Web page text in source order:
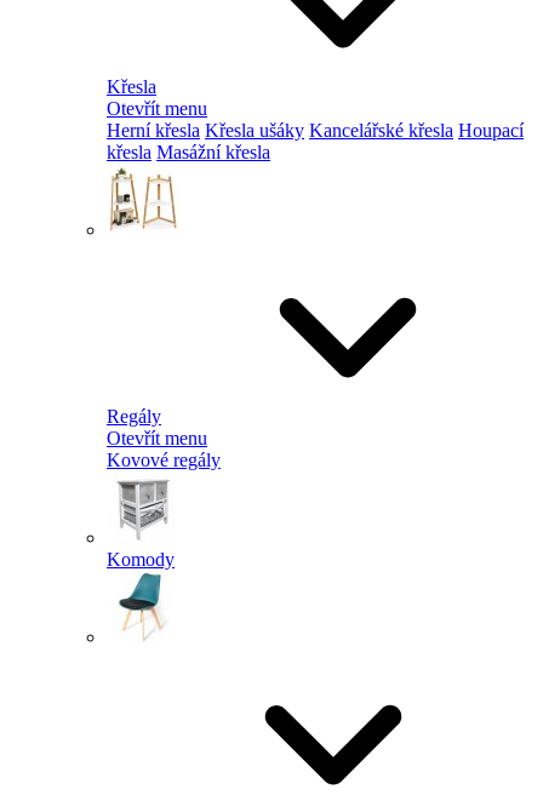
Křesla
Otevřít menu
Herní křesla Křesla ušáky Kancelářské křesla Houpací
křesla Masážní křesla
Regály
Otevřít menu
Kovové regály
Komody